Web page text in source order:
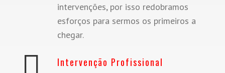
intervenções, por isso redobramos
esforços para sermos os primeiros a
chegar.
Intervenção Profissional